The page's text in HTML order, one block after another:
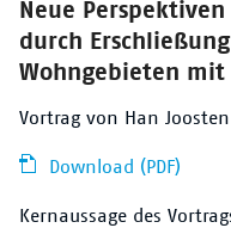
Neue
durch
Wohngebieten mit
Vortrag von Han
Download (PDF)
Kernaussage des